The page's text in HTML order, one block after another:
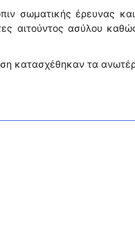
σωματικής έρευνας
αιτούντος ασύλου
κατασχέθηκαν τα